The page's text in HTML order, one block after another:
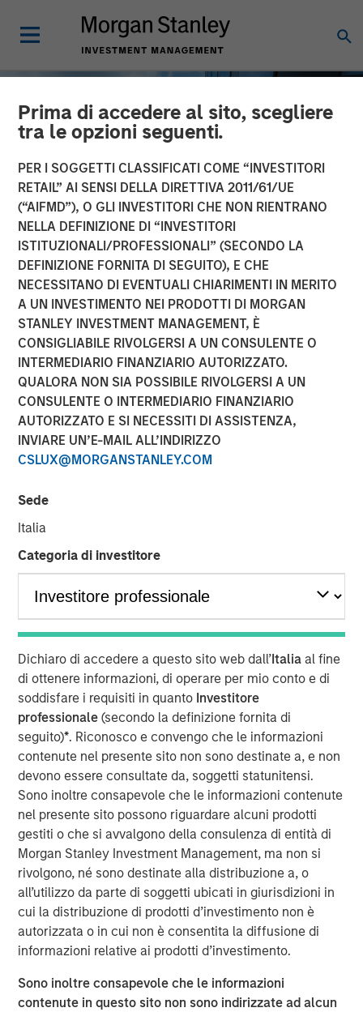
Prima di accedere al sito, scegliere
tra le opzioni seguenti.
PER I SOGGETTI CLASSIFICATI COME “INVESTITORI
RETAIL” AI SENSI DELLA DIRETTIVA 2011/61/UE
(“AIFMD”), O GLI INVESTITORI CHE NON RIENTRANO
NELLA DEFINIZIONE DI “INVESTITORI
ISTITUZIONALI/PROFESSIONALI” (SECONDO LA
DEFINIZIONE FORNITA DI SEGUITO), E CHE
NECESSITANO DI EVENTUALI CHIARIMENTI IN MERITO
A UN INVESTIMENTO NEI PRODOTTI DI MORGAN
STANLEY INVESTMENT MANAGEMENT, È
CONSIGLIABILE RIVOLGERSI A UN CONSULENTE O
INTERMEDIARIO FINANZIARIO AUTORIZZATO.
QUALORA NON SIA POSSIBILE RIVOLGERSI A UN
CONSULENTE O INTERMEDIARIO FINANZIARIO
AUTORIZZATO E SI NECESSITI DI ASSISTENZA,
INVIARE UN’E-MAIL ALL’INDIRIZZO
CSLUX@MORGANSTANLEY.COM
Sede
Italia
Categoria di investitore
Dichiaro di accedere a questo sito web dall’Italia al fine
di ottenere informazioni, di operare per mio conto e di
soddisfare i requisiti in quanto Investitore
professionale(secondo la definizione fornita di
seguito)*. Riconosco e convengo che le informazioni
contenute nel presente sito non sono destinate a, e non
devono essere consultate da, soggetti statunitensi.
Sono inoltre consapevole che le informazioni contenute
nel presente sito possono riguardare alcuni prodotti
gestiti o che si avvalgono della consulenza di entità di
Morgan Stanley Investment Management, ma non si
rivolgono, né sono destinate alla distribuzione a, o
all’utilizzo da parte di soggetti ubicati in giurisdizioni in
cui la distribuzione di prodotti d’investimento non è
autorizzata o in cui non è consentita la diffusione di
informazioni relative ai prodotti d’investimento.
Sono inoltre consapevole che le informazioni
contenute in questo sito non sono indirizzate ad alcun
INSIGHTS
Private Real Estate Credit:
A Flight to Quality in
Today's Risk Environment
12 MAGGIO 2026
The Author
Tony Charles
Managing Director
Introduction:
The outlook for the Middle East remains highly uncertain,
with ongoing disruption from logistical constraints, higher
oil prices, and elevated geopolitical risk likely to persist
until there is clear de-escalation. Markets have already
priced in the inflationary impact of higher energy costs,
pushing rates higher. In the U.S., Morgan Stanley has
raised its 2026 inflation forecast from 2.6% to 3.2% and
pushed expected Fed rate cuts (50bps) into the second
half of 2026.
Oil prices may remain elevated for longer, reflecting both
damage to regional production capacity and the need to
replenish oil reserves, with potential spillovers to the
broader macro cycle through weaker demand and
possible production curbs. Consistent with this, Morgan
Stanley has reduced its US GDP forecasts by 30bps to
2.3% in 2026 and 2.1% in 2027, from 2.6% and 2.4%
respectively.